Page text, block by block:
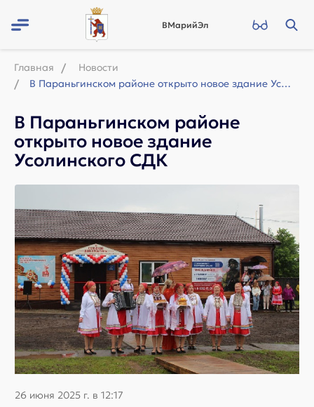
ВМарийЭл
Главная
Новости
В Параньгинском районе открыто новое здание Усолинского СДК
В Параньгинском районе
открыто новое здание
Усолинского СДК
26 июня 2025 г. в 12:17